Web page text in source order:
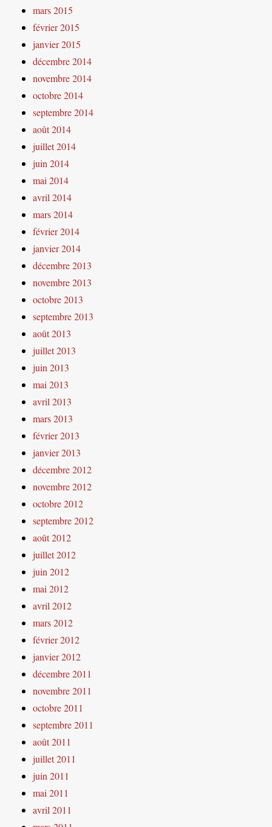
mars 2015
février 2015
janvier 2015
décembre 2014
novembre 2014
octobre 2014
septembre 2014
août 2014
juillet 2014
juin 2014
mai 2014
avril 2014
mars 2014
février 2014
janvier 2014
décembre 2013
novembre 2013
octobre 2013
septembre 2013
août 2013
juillet 2013
juin 2013
mai 2013
avril 2013
mars 2013
février 2013
janvier 2013
décembre 2012
novembre 2012
octobre 2012
septembre 2012
août 2012
juillet 2012
juin 2012
mai 2012
avril 2012
mars 2012
février 2012
janvier 2012
décembre 2011
novembre 2011
octobre 2011
septembre 2011
août 2011
juillet 2011
juin 2011
mai 2011
avril 2011